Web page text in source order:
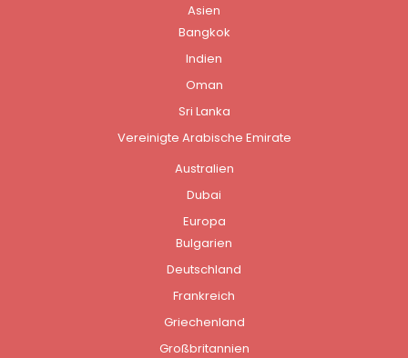
Asien
Bangkok
Indien
Oman
Sri Lanka
Vereinigte Arabische Emirate
Australien
Dubai
Europa
Bulgarien
Deutschland
Frankreich
Griechenland
Großbritannien